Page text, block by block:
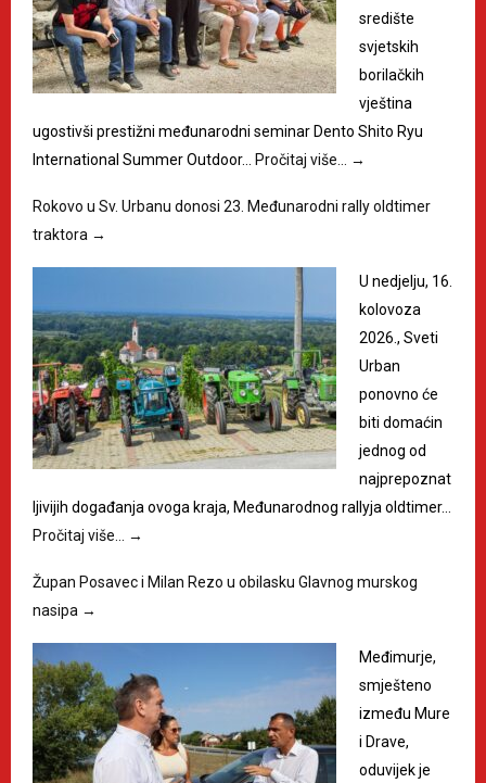
središte
svjetskih
borilačkih
vještina
ugostivši prestižni međunarodni seminar Dento Shito Ryu
International Summer Outdoor… Pročitaj više… →
Rokovo u Sv. Urbanu donosi 23. Međunarodni rally oldtimer
traktora →
U nedjelju, 16.
kolovoza
2026., Sveti
Urban
ponovno će
biti domaćin
jednog od
najprepoznat
ljivijih događanja ovoga kraja, Međunarodnog rallyja oldtimer…
Pročitaj više…
→
Župan Posavec i Milan Rezo u obilasku Glavnog murskog
nasipa →
Međimurje,
smješteno
između Mure
i Drave,
oduvijek je